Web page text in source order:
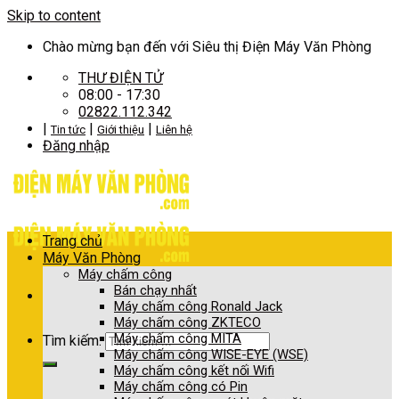
Skip to content
Chào mừng bạn đến với Siêu thị Điện Máy Văn Phòng
THƯ ĐIỆN TỬ
08:00 - 17:30
02822.112.342
|Tin tức | Giới thiệu | Liên hệ
Đăng nhập
Tìm kiếm:
Trang chủ
Máy Văn Phòng
Máy chấm công
Bán chạy nhất
Máy chấm công Ronald Jack
Máy chấm công ZKTECO
Máy chấm công MITA
Máy chấm công WISE-EYE (WSE)
Máy chấm công kết nối Wifi
Máy chấm công có Pin